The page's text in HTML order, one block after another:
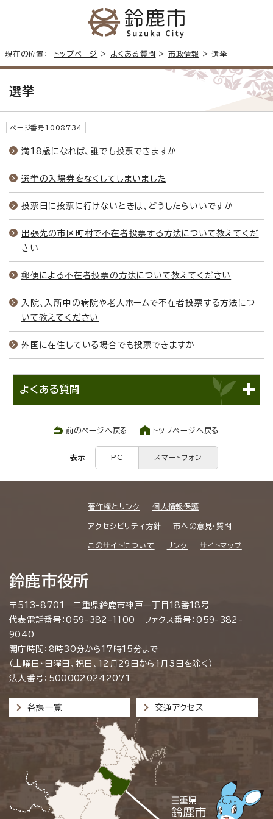
現在の位置： トップページ > よくある質問 > 市政情報 > 選挙
選挙
ページ番号1008734
満18歳になれば、誰でも投票できますか
選挙の入場券をなくしてしまいました
投票日に投票に行けないときは、どうしたらいいですか
出張先の市区町村で不在者投票する方法について教えてくだ
さい
郵便による不在者投票の方法について教えてください
入院、入所中の病院や老人ホームで不在者投票する方法につ
いて教えてください
外国に在住している場合でも投票できますか
よくある質問
前のページへ戻る トップページへ戻る
表示 PC スマートフォン
著作権とリンク 個人情報保護
アクセシビリティ方針 市への意見・質問
このサイトについて リンク サイトマップ
鈴鹿市役所
〒513-8701 三重県鈴鹿市神戸一丁目18番18号
代表電話番号：059-382-1100 ファクス番号：059-382-
9040
開庁時間：8時30分から17時15分まで
（土曜日・日曜日、祝日、12月29日から1月3日を除く）
法人番号：5000020242071
各課一覧 交通アクセス